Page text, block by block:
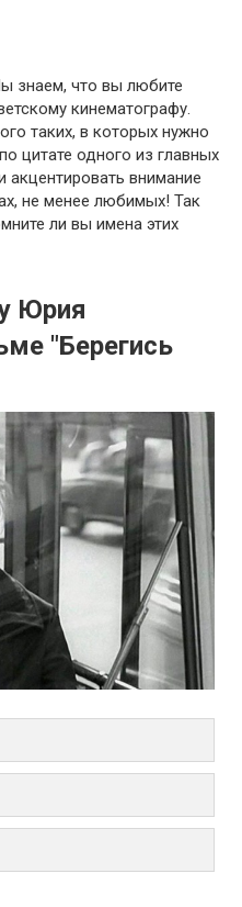
знаем, что вы любите
кинематографу.
таких, в которых нужно
цитате одного из главных
внимание
не менее любимых! Так
ли вы имена этих
Юрия
"Берегись